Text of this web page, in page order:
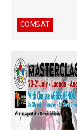
COMBAT